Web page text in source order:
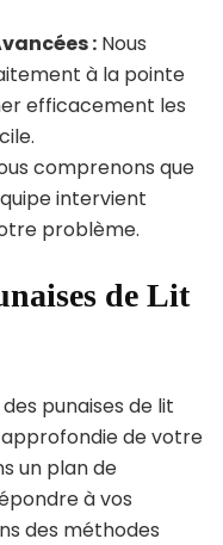
: Nous
à la pointe
efficacement les
comprenons que
intervient
problème.
de Lit
punaises de lit
de votre
un plan de
à vos
des méthodes